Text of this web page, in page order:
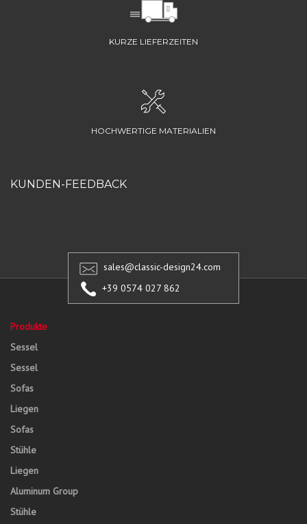
KURZE LIEFERZEITEN
HOCHWERTIGE MATERIALIEN
KUNDEN-FEEDBACK
sales@classic-design24.com
+39 0574 027 862
Produkte
Sessel
Sessel
Sofas
Liegen
Sofas
Stühle
Liegen
Aluminum Group
Stühle